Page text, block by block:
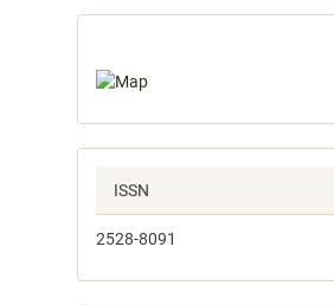
ISSN
2528-8091